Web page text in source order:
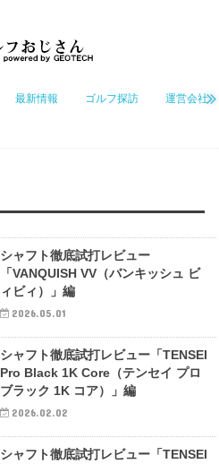
最新情報 ゴルフ探訪 運営会社
シャフト徹底試打レビュー
「VANQUISH VV（バンキッシュ ビ
ィビィ）」編
2026.05.01
シャフト徹底試打レビュー「TENSEI
Pro Black 1K Core（テンセイ プロ
ブラック 1K コア）」編
2026.02.02
シャフト徹底試打レビュー「TENSEI